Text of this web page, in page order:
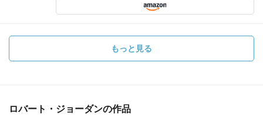
もっと見る
ロバート・ジョーダンの作品